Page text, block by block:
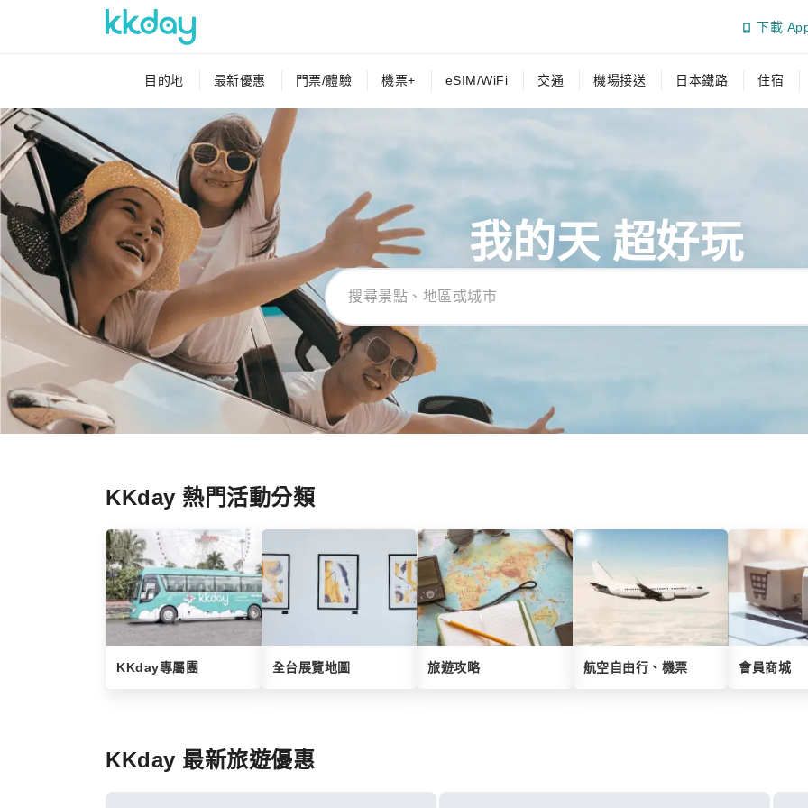
下載
目的地 最新優惠 門票/體驗 機票+ eSIM/WiFi 交通 機場接送 日本鐵路 住宿
我的天 超好玩
搜尋景點、地區或城市
KKday 熱門活動分類
KKday專屬團 全台展覽地圖 旅遊攻略 航空自由行、機票 會員商城
KKday 最新旅遊優惠